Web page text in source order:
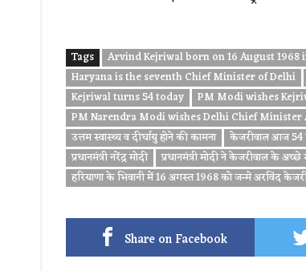
Tags Arvind Kejriwal born on 16 August 1968
Haryana is the seventh Chief Minister of Delhi
Kejriwal turns 54 today
PM Modi wishes
PM Narendra Modi wishes Delhi Chief
उत्तम स्वास्थ्य व दीर्घायु होने की कामना
केजरीवाल आज 54
प्रधानमंत्री नरेंद्र मोदी
प्रधानमंत्री मोदी ने केजरीवाल के
हरियाणा के भिवानी में 16 अगस्त 1968 को जन्मे अरविंद
Share on Facebook